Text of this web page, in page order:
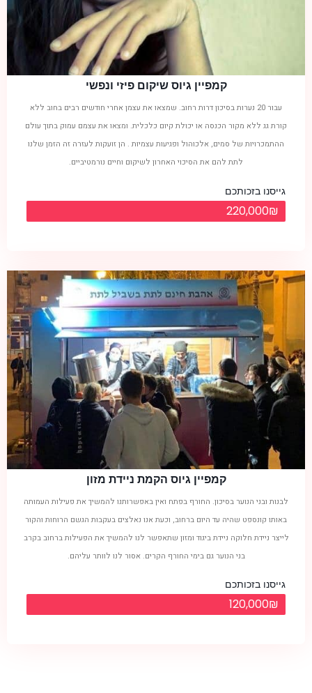
קמפיין גיוס שיקום פיזי ונפשי
עבור 20 נערות בסיכון דרות רחוב. שמצאו את עצמן אחרי חודשים רבים בחוב ללא
קורת גג ללא מקור הכנסה או יכולת קיום כלכלית. ומצאו את עצמם עמוק בתוך עולם
ההתמכרויות של סמים, אלכוהול ופגיעות עצמיות . הן זועקות לעזרה זה הזמן שלנו
לתת להם את הסיכוי האחרון לשיקום וחיים נורמטיביים.
גייסנו בזכותכם
220,000₪
קמפיין גיוס הקמת ניידת מזון
לבנות ובני הנוער בסיכון. החורף בפתח ואין באפשרותנו להמשיך את פעילות העמותה
באותו קונספט שהיה עד היום ברחוב, וכעת אנו נאלצים בעקבות הגשם הרוחות והקור
לייצר ניידת חלוקה ניידת ביגוד ומזון שתאפשר לנו להמשיך את הפעילות ברחוב בקרב
בני הנוער גם בימי החורף הקרים. אסור לנו לוותר עליהם.
גייסנו בזכותכם
120,000₪